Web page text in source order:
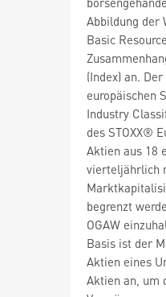
Abbildung der
Basic
(Index) an.
europäischen
Industry
des STOXX®
Aktien aus 18
vierteljährlich
begrenzt
OGAW
Basis ist der
Aktien eines
Aktien an, um